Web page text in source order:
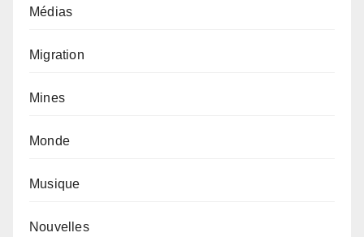
Médias
Migration
Mines
Monde
Musique
Nouvelles